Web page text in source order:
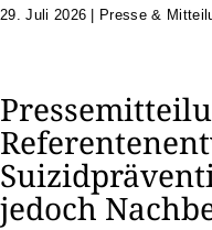
29. Juli 2026 | Presse &
jedoch